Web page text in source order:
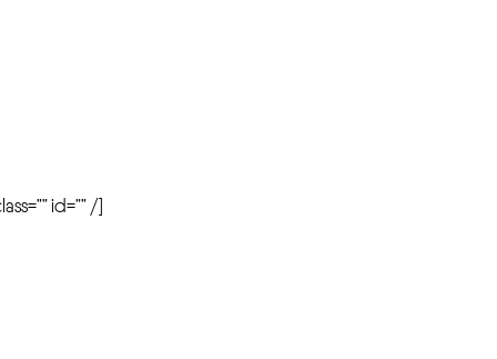
id=”” /]